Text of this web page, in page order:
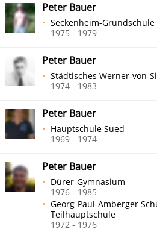
Peter Bauer
Seckenheim-Grundschule
1975 - 1979
Peter Bauer
Städtisches Werner-von-
1974 - 1983
Peter Bauer
Hauptschule Sued
1969 - 1974
Peter Bauer
Dürer-Gymnasium
1976 - 1985
Georg-Paul-Amberger
Teilhauptschule
1972 - 1976